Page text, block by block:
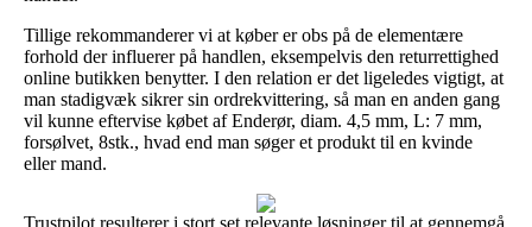
Tillige rekommanderer vi at køber er obs på de elementære
forhold der influerer på handlen, eksempelvis den returrettighed
online butikken benytter. I den relation er det ligeledes vigtigt, at
man stadigvæk sikrer sin ordrekvittering, så man en anden gang
vil kunne eftervise købet af Enderør, diam. 4,5 mm, L: 7 mm,
forsølvet, 8stk., hvad end man søger et produkt til en kvinde
eller mand.
Trustpilot resulterer i stort set relevante løsninger til at gennemgå